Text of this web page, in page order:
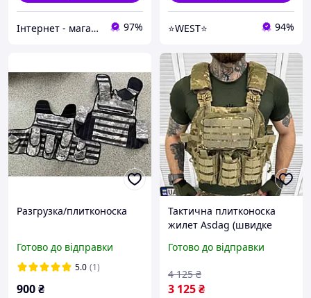
Інтернет - магазин " Закупка онлайн " 97% ⭐️WEST⭐️ 94%
Разгрузка/плитконоска
Готово до відправки
5.0 (1)
900₴
Тактична плитконоска
жилет Asdag (швидке
Кордура Розвантаження з
Готово до відправки
3 125₴
4 125 ₴